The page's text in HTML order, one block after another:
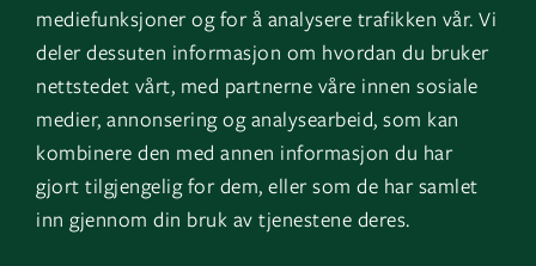
mediefunksjoner og for å analysere trafikken vår. Vi
deler dessuten informasjon om hvordan du bruker
nettstedet vårt, med partnerne våre innen sosiale
medier, annonsering og analysearbeid, som kan
kombinere den med annen informasjon du har
gjort tilgjengelig for dem, eller som de har samlet
inn gjennom din bruk av tjenestene deres.
YouTube GK Danmark
Snarveier
Fakturainformasjon
HMS
Logg inn
Mine bygg
EOS